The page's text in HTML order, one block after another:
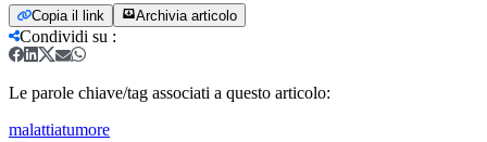
Copia il link Archivia articolo
Condividi su :
Le parole chiave/tag associati a questo articolo:
malattiatumore